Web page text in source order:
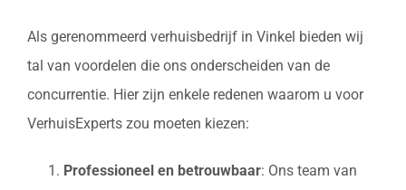
Als gerenommeerd verhuisbedrijf in Vinkel bieden wij
tal van voordelen die ons onderscheiden van de
concurrentie. Hier zijn enkele redenen waarom u voor
VerhuisExperts zou moeten kiezen:
Professioneel en betrouwbaar: Ons team van